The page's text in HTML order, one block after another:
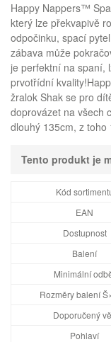
Happy Nappers™
který lze překvapivě
odpočinku, spací
zábava může
je perfektní na spaní,
prvotřídní
žralok Shak se pro
doprovázet na všech
dlouhý 135cm, z
Tento produkt je
Kód
EAN
Dostupnost
Balení
Minimální
Rozměry balení
Doporučený
Pohlaví